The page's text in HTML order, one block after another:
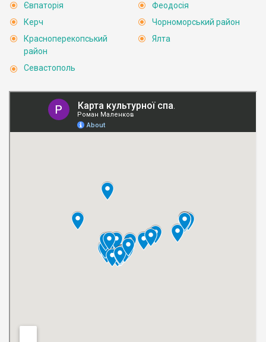
Євпаторія
Керч
Красноперекопський
район
Севастополь
Феодосія
Чорноморський район
Ялта